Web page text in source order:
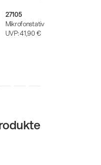
27105
Mikrofonstativ
UVP:41,90 €